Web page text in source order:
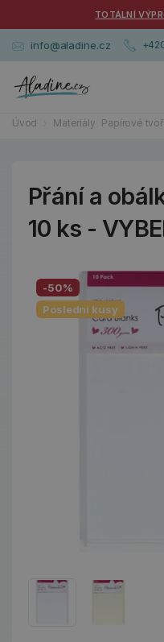
TOTÁLNÍ
info@aladine.cz
Úvod Materiály Papírové
Přání a
10 ks -
-50%
Poslední kusy